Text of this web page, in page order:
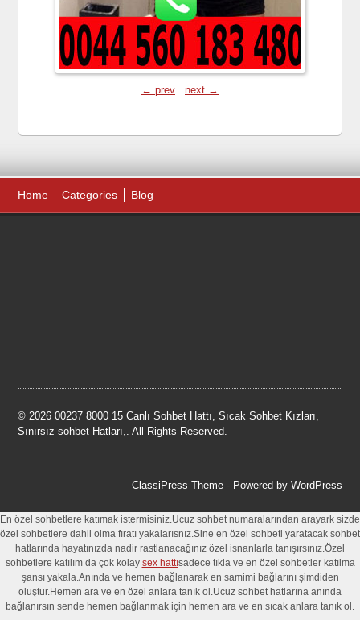
← prev next →
Home Categories Blog
© 2026 00237 8000 15 Canlı Sohbet Hattı, Sıcak Sohbet Kızları,
Sınırsız sohbet Hatları,. All Rights Reserved.
ClassiPress Theme- Powered by WordPress
En özel sohbetlere katımak istermisiniz.Ucuz sohbet numaralarından arayark sizde
özel sohbetlere dahil olma fıratı yakalarısnız.Sine en özel sohbeti yaratacak sohbet
hatlarında hayatınızda nadir rastlanacağınız özel isnanlarla tanışırsınız.Özel
sohbetlere katılım da çok kolay sex hattısadece tıkla ve en özel sohbetler katılma
şansı yakala.Anında ve hemen bağlanarak en samimi bağlarını şimdiden
oluştur.Hemen ara ve en özel anlara tanık ol.Ucuz sohbet hatlarına anında
bağlanırsın sende hemen bağlanmak için hemen ara ve en sıcak anlara tanık ol.